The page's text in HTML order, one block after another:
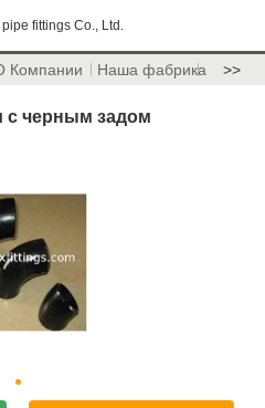
fittings Co., Ltd.
Компании Наша фабрика >>
с черным задом